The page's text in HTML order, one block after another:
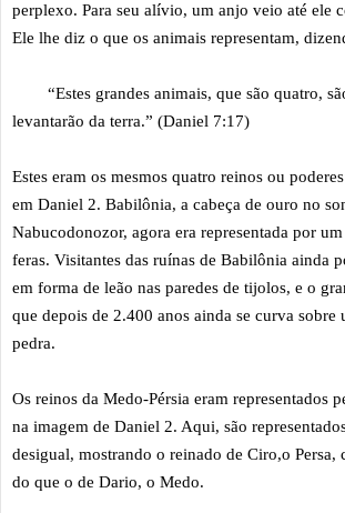
perplexo. Para seu alívio, um anjo veio até ele
Ele lhe diz o que os animais representam,
“Estes grandes animais, que são quatro,
levantarão da terra.” (Daniel 7:17)
Estes eram os mesmos quatro reinos ou
em Daniel 2. Babilônia, a cabeça de ouro no
Nabucodonozor, agora era representada por
feras. Visitantes das ruínas de Babilônia ainda
em forma de leão nas paredes de tijolos, e o
que depois de 2.400 anos ainda se curva sobre
pedra.
Os reinos da Medo-Pérsia eram representados
na imagem de Daniel 2. Aqui, são
desigual, mostrando o reinado de Ciro,o Persa,
do que o de Dario, o Medo.